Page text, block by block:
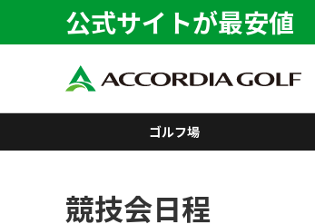
公式サイトが最安値
ゴルフ場
競技会日程